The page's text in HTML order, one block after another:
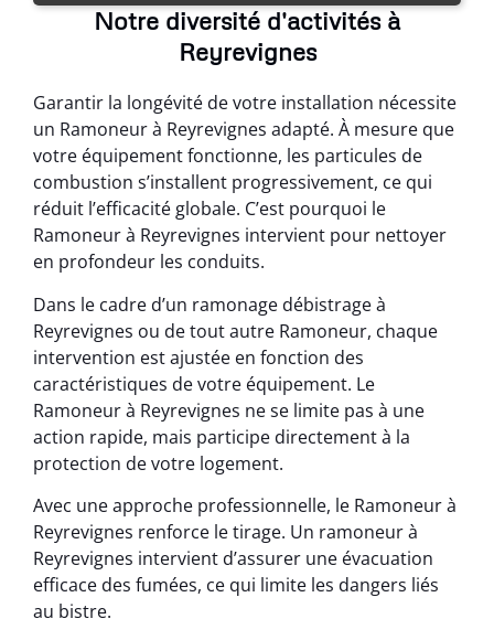
Notre diversité d'activités à
Reyrevignes
Garantir la longévité de votre installation nécessite
un Ramoneur à Reyrevignes adapté. À mesure que
votre équipement fonctionne, les particules de
combustion s’installent progressivement, ce qui
réduit l’efficacité globale. C’est pourquoi le
Ramoneur à Reyrevignes intervient pour nettoyer
en profondeur les conduits.
Dans le cadre d’un ramonage débistrage à
Reyrevignes ou de tout autre Ramoneur, chaque
intervention est ajustée en fonction des
caractéristiques de votre équipement. Le
Ramoneur à Reyrevignes ne se limite pas à une
action rapide, mais participe directement à la
protection de votre logement.
Avec une approche professionnelle, le Ramoneur à
Reyrevignes renforce le tirage. Un ramoneur à
Reyrevignes intervient d’assurer une évacuation
efficace des fumées, ce qui limite les dangers liés
au bistre.